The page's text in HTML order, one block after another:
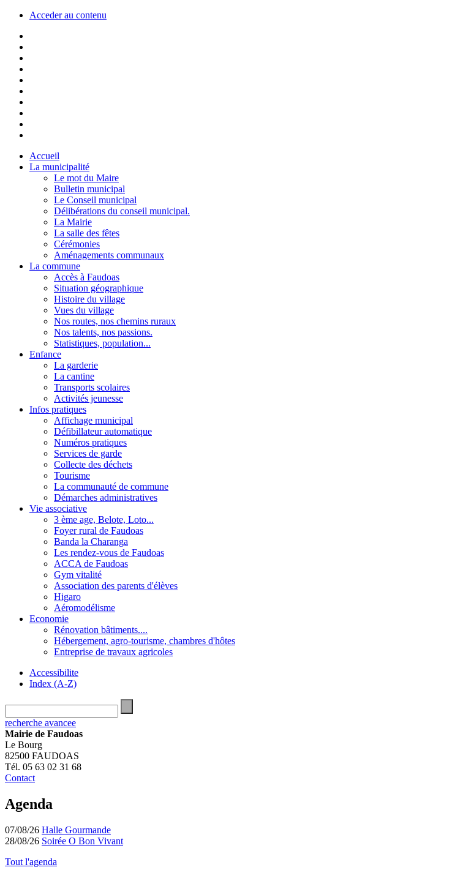
Acceder au contenu
Accueil
La municipalité
Le mot du Maire
Bulletin municipal
Le Conseil municipal
Délibérations du conseil municipal.
La Mairie
La salle des fêtes
Cérémonies
Aménagements communaux
La commune
Accès à Faudoas
Situation géographique
Histoire du village
Vues du village
Nos routes, nos chemins ruraux
Nos talents, nos passions.
Statistiques, population...
Enfance
La garderie
La cantine
Transports scolaires
Activités jeunesse
Infos pratiques
Affichage municipal
Défibillateur automatique
Numéros pratiques
Services de garde
Collecte des déchets
Tourisme
La communauté de commune
Démarches administratives
Vie associative
3 ème age, Belote, Loto...
Foyer rural de Faudoas
Banda la Charanga
Les rendez-vous de Faudoas
ACCA de Faudoas
Gym vitalité
Association des parents d'élèves
Higaro
Aéromodélisme
Economie
Rénovation bâtiments....
Hébergement, agro-tourisme, chambres d'hôtes
Entreprise de travaux agricoles
Accessibilite
Index (A-Z)
recherche avancee
Mairie de Faudoas
Le Bourg
82500 FAUDOAS
Tél. 05 63 02 31 68
Contact
Agenda
07/08/26 Halle Gourmande
28/08/26 Soirée O Bon Vivant
Tout l'agenda